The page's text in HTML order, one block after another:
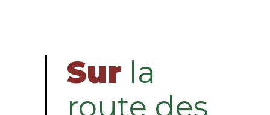
Sur la
route des